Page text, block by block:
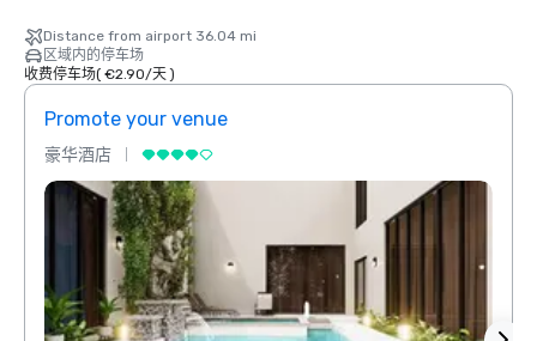
Distance from airport 36.04 mi
区域内的停车场
收费停车场( €2.90/天)
Promote your venue
豪华酒店